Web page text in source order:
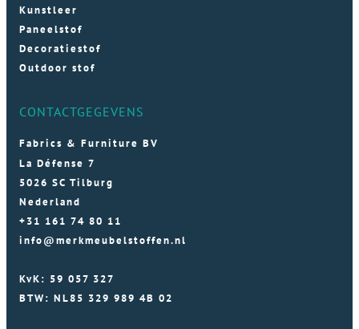
Kunstleer
Paneelstof
Decoratiestof
Outdoor stof
CONTACTGEGEVENS
Fabrics & Furniture BV
La Défense 7
5026 SC Tilburg
Nederland
+31 161 74 80 11
info@merkmeubelstoffen.nl
KvK: 59 057 327
BTW: NL85 329 989 4B 02